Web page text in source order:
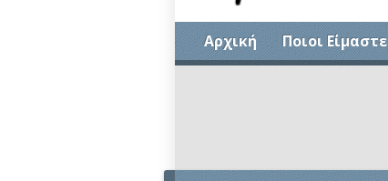
Αρχική Ποιοι Είμαστε